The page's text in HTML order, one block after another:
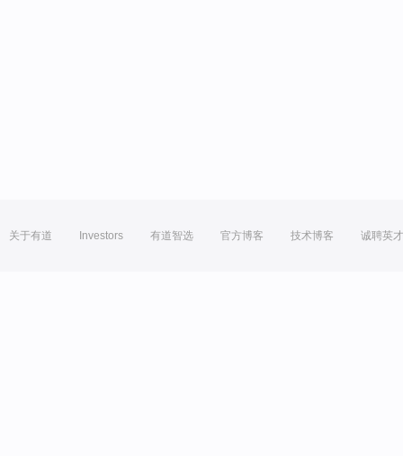
关于有道 Investors 有道智选 官方博客 技术博客 诚聘英才